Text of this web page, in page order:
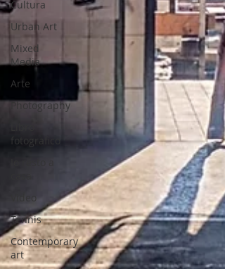
Cultura
Urban Art
Mixed
Media
Arte
Photography
fotografico
Video
Tennis
Contemporary
art